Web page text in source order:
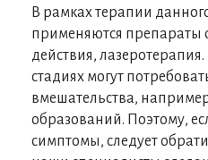
В рамках терапии
применяются препараты
действия,
стадиях могут
вмешательства,
образований. Поэтому,
симптомы, следует